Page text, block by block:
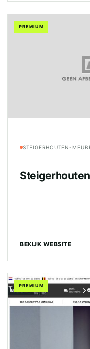
PREMIUM
STEIGERHOUTEN-
BEKIJK WEBSITE
PREMIUM